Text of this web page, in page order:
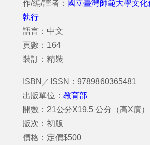
作/編/譯者： 國立臺灣師範大學文
執行
語言：中文
頁數：164
裝訂：精裝
ISBN／ISSN：9789860365481
出版單位： 教育部
開數：21公分X19.5 公分（高X廣）
版次：初版
價格：定價$500